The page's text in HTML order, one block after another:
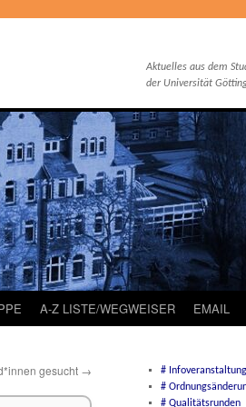
Aktuelles aus dem
der Universität
A-Z LISTE/WEGWEISER EMAIL
gesucht →
#
#
# Qualitätsrunden